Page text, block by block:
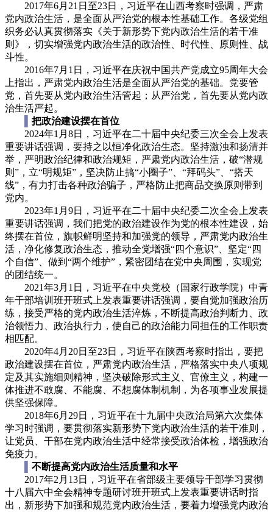
2017年6月21日至23日，习近平在山西考察时强调，严肃
党内政治生活，是全面从严治党的根本性基础工作。各级党组
织务必认真贯彻落实《关于新形势下党内政治生活的若干准
则》，切实增强党内政治生活的政治性、时代性、原则性、战
斗性。
2016年7月1日，习近平在庆祝中国共产党成立95周年大会
上指出，严肃党内政治生活是全面从严治党的基础。党要管
党，首先要从党内政治生活管起；从严治党，首先要从党内政
治生活严起。
把政治建设摆在首位
2024年1月8日，习近平在二十届中央纪委三次全会上发表
重要讲话强调，要持之以恒净化政治生态。坚持激浊和扬清并
举，严明政治纪律和政治规矩，严肃党内政治生活，破“潜规
则”，立“明规矩”，坚决防止搞“小圈子”、“拜码头”、“搭天
线”，有力打击各种政治骗子，严格防止把商品交换原则带到
党内。
2023年1月9日，习近平在二十届中央纪委二次全会上发表
重要讲话强调，我们把党的政治建设作为党的根本性建设，始
终摆在首位，旗帜鲜明坚持和加强党的领导，严肃党内政治生
活，净化修复政治生态，推动全党增强“四个意识”、坚定“四
个自信”、做到“两个维护”，紧密团结在党中央周围，实现党
的团结统一。
2021年3月1日，习近平在中央党校（国家行政学院）中青
年干部培训班开班式上发表重要讲话强调，要自觉加强政治历
练，接受严格的党内政治生活淬炼，不断提高政治判断力、政
治领悟力、政治执行力，使自己的政治能力同担任的工作职责
相匹配。
2020年4月20日至23日，习近平在陕西考察时指出，要把
政治建设摆在首位，严肃党内政治生活，严格落实中央八项规
定及其实施细则精神，坚决破除形式主义、官僚主义，构建一
体推进不敢腐、不能腐、不想腐体制机制，为各项事业发展提
供坚强保障。
2018年6月29日，习近平在十九届中央政治局第六次集体
学习时强调，要贯彻落实新形势下党内政治生活的若干准则，
让党员、干部在党内政治生活中经常接受政治体检，增强政治
免疫力。
不断提高党内政治生活质量和水平
2017年2月13日，习近平在省部级主要领导干部学习贯彻
十八届六中全会精神专题研讨班开班式上发表重要讲话时指
出，新形势下加强和规范党内政治生活，要着力增强党内政治